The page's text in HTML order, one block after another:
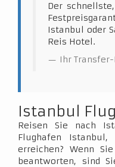
Der
Istanbul oder
Reis Hotel.
Ihr
Istanbul
Reisen Sie nach
Flughafen
erreichen? Wenn
beantworten, sind